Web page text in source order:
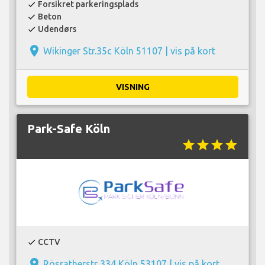
check Forsikret parkeringsplads
check Beton
check Udendørs
place Wikinger Str.35c Köln 51107 | vis på kort
VISNING
Park-Safe Köln
starstarstarstar
check CCTV